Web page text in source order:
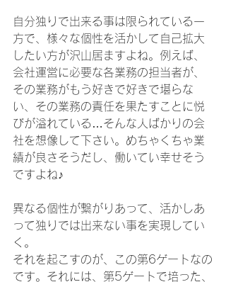
自分独りで出来る事は限られている一
方で、様々な個性を活かして自己拡大
したい方が沢山居ますよね。例えば、
会社運営に必要な各業務の担当者が、
その業務がもう好きで好きで堪らな
い、その業務の責任を果たすことに悦
びが溢れている…そんな人ばかりの会
社を想像して下さい。めちゃくちゃ業
績が良さそうだし、働いてい幸せそう
ですよね♪
異なる個性が繋がりあって、活かしあ
って独りでは出来ない事を実現してい
く。
それを起こすのが、この第6ゲートなの
です。それには、第5ゲートで培った、